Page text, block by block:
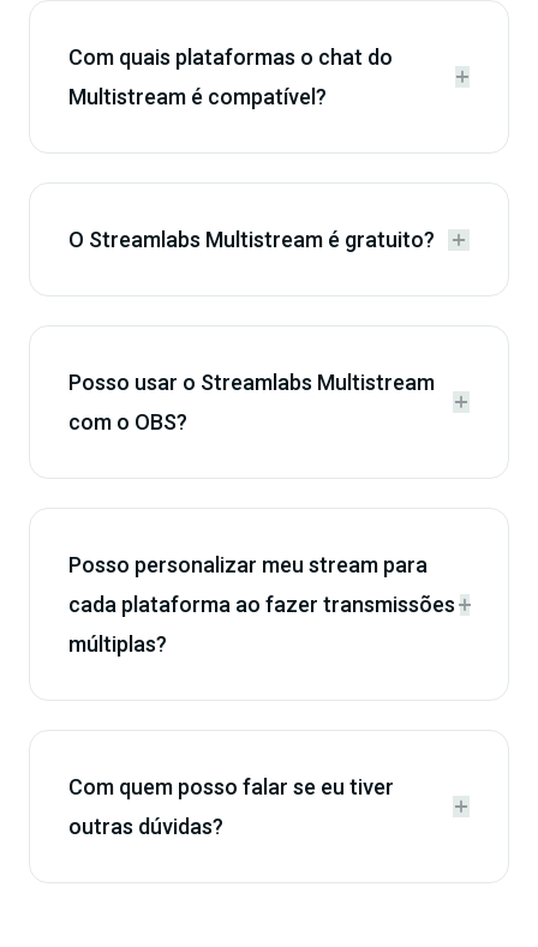
Com quais plataformas o chat do
Multistream é compatível?


O Streamlabs Multistream é gratuito? 

Posso usar o Streamlabs Multistream
com o OBS?


Posso personalizar meu stream para
cada plataforma ao fazer transmissões
múltiplas?


Com quem posso falar se eu tiver
outras dúvidas?

